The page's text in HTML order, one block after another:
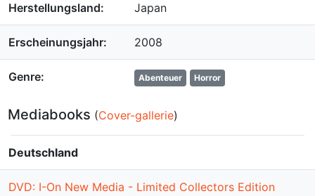
Herstellungsland: Japan
Erscheinungsjahr: 2008
Genre: Abenteuer Horror
Mediabooks (Cover-gallerie)
Deutschland
DVD: I-On New Media - Limited Collectors Edition